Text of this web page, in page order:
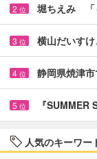
2 位 堀ちえみ 「
3 位 横山だいす
4 位 静岡県焼津
5 位 『
人気のキーワー